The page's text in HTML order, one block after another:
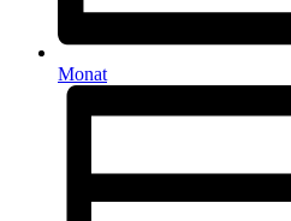
Monat